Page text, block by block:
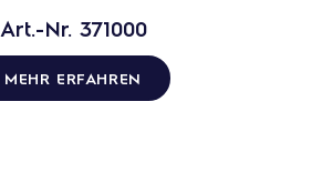
Art.-Nr. 371000
MEHR ERFAHREN